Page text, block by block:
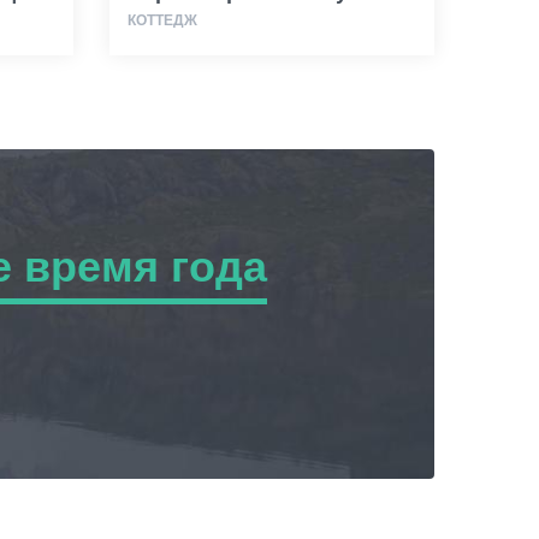
КОТТЕДЖ
время года
года